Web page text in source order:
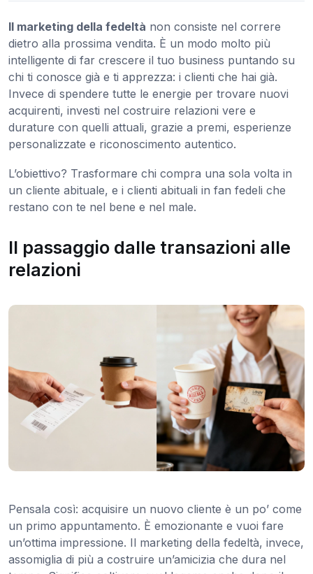
Il marketing della fedeltà non consiste nel correre
dietro alla prossima vendita. È un modo molto più
intelligente di far crescere il tuo business puntando su
chi ti conosce già e ti apprezza: i clienti che hai già.
Invece di spendere tutte le energie per trovare nuovi
acquirenti, investi nel costruire relazioni vere e
durature con quelli attuali, grazie a premi, esperienze
personalizzate e riconoscimento autentico.
L’obiettivo? Trasformare chi compra una sola volta in
un cliente abituale, e i clienti abituali in fan fedeli che
restano con te nel bene e nel male.
Il passaggio dalle transazioni alle
relazioni
Pensala così: acquisire un nuovo cliente è un po’ come
un primo appuntamento. È emozionante e vuoi fare
un’ottima impressione. Il marketing della fedeltà, invece,
assomiglia di più a costruire un’amicizia che dura nel